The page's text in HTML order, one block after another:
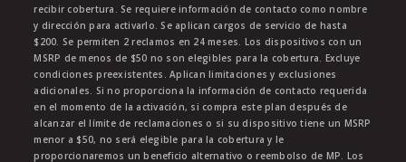
recibir cobertura. Se requiere información de contacto como nombre
y dirección para activarlo. Se aplican cargos de servicio de hasta
$200. Se permiten 2 reclamos en 24 meses. Los dispositivos con un
MSRP de menos de $50 no son elegibles para la cobertura. Excluye
condiciones preexistentes. Aplican limitaciones y exclusiones
adicionales. Si no proporciona la información de contacto requerida
en el momento de la activación, si compra este plan después de
alcanzar el límite de reclamaciones o si su dispositivo tiene un MSRP
menor a $50, no será elegible para la cobertura y le
proporcionaremos un beneficio alternativo o reembolso de MP. Los